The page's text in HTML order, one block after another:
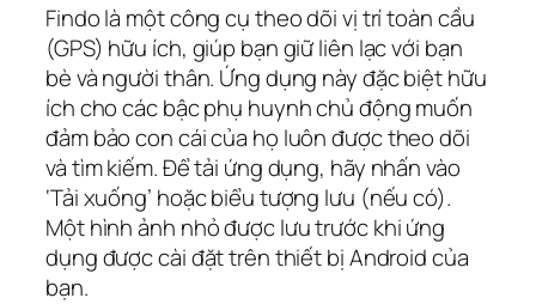
Findo là một công cụ theo dõi vị trí toàn cầu
(GPS) hữu ích, giúp bạn giữ liên lạc với bạn
bè và người thân. Ứng dụng này đặc biệt hữu
ích cho các bậc phụ huynh chủ động muốn
đảm bảo con cái của họ luôn được theo dõi
và tìm kiếm. Để tải ứng dụng, hãy nhấn vào
‘Tải xuống’ hoặc biểu tượng lưu (nếu có).
Một hình ảnh nhỏ được lưu trước khi ứng
dụng được cài đặt trên thiết bị Android của
bạn.